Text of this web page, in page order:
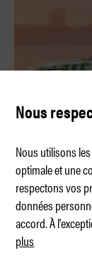
Le véhicule
Nous
Nous utilisons
optimale et une
respectons vos
données
accord. À
plus